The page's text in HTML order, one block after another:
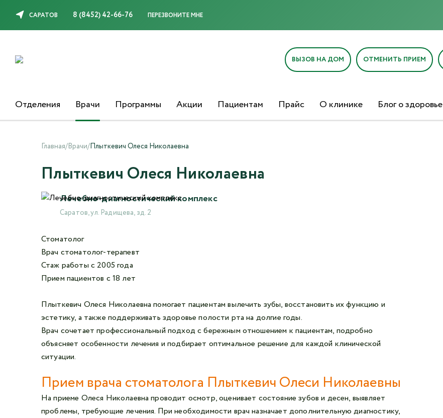
САРАТОВ 8 (8452) 42-66-76 ПЕРЕЗВОНИТЕ МНЕ
ВЫЗОВ НА ДОМ ОТМЕНИТЬ ПРИЕМ
Отделения Врачи Программы Акции Пациентам Прайс О клинике Блог о здоровье
Главная/Врачи/Плыткевич Олеся Николаевна
Плыткевич Олеся Николаевна
Лечебно-диагностический комплекс
Саратов, ул. Радищева, зд. 2
Стоматолог
Врач стоматолог-терапевт
Стаж работы с 2005 года
Прием пациентов с 18 лет
Плыткевич Олеся Николаевна помогает пациентам вылечить зубы, восстановить их функцию и
эстетику, а также поддерживать здоровье полости рта на долгие годы.
Врач сочетает профессиональный подход с бережным отношением к пациентам, подробно
объясняет особенности лечения и подбирает оптимальное решение для каждой клинической
ситуации.
Прием врача стоматолога Плыткевич Олеси Николаевны
На приеме Олеся Николаевна проводит осмотр, оценивает состояние зубов и десен, выявляет
проблемы, требующие лечения. При необходимости врач назначает дополнительную диагностику,
Отправка отзыва
Я не
Отправляя данную форму,я даю согласие на обработку
персональных данных СМК «Медгард»